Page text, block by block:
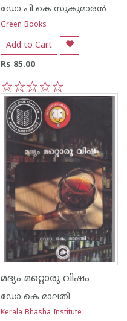
ഡോ പി കെ സുകുമാര‌ന്‍
Green Books
Add to Cart
Rs 85.00
5
4
3
2
1
മദ്യം മറ്റൊരു വിഷം
ഡോ കെ മാലതി
Kerala Bhasha Institute